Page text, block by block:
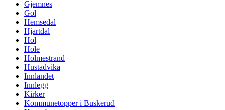
Gjemnes
Gol
Hemsedal
Hjartdal
Hol
Hole
Holmestrand
Hustadvika
Innlandet
Innlegg
Kirker
Kommunetopper i Buskerud